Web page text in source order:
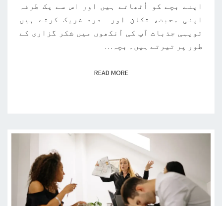
اپنے بچے کو اُٹھاتے ہیں اور اس سے یک طرفہ
اپنی محبت، تکان اور درد شریک کرتے ہیں
تویہی جذبات آپ کی آنکھوں میں شکر گزاری کے
طور پر تیرتے ہیں۔ بچہ…
READ MORE
READ MORE